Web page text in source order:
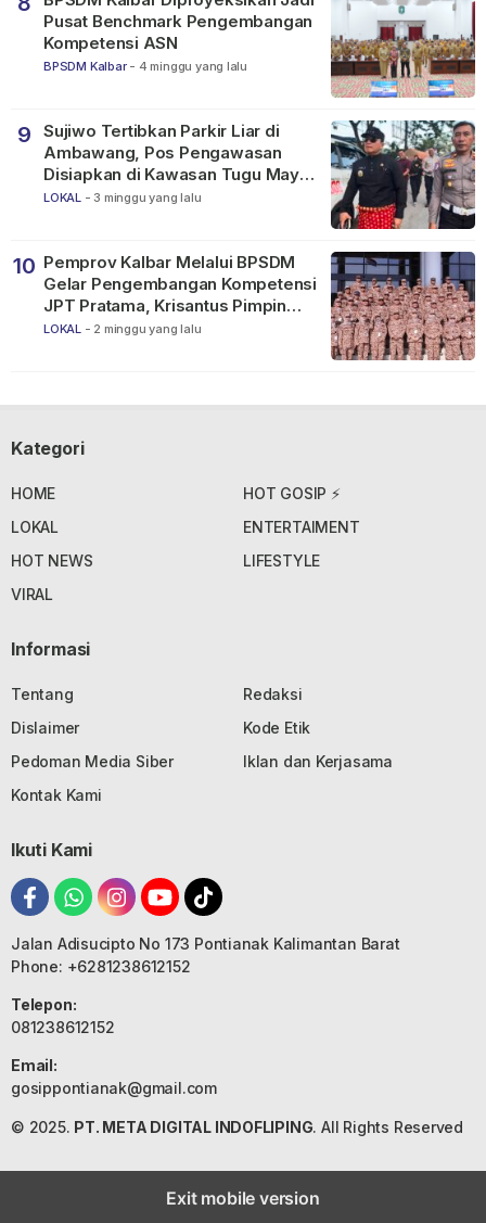
Pusat Benchmark Pengembangan
Kompetensi ASN
BPSDM Kalbar - 4 minggu yang lalu
9
Sujiwo Tertibkan Parkir Liar di
Ambawang, Pos Pengawasan
Disiapkan di Kawasan Tugu Mayor
Alianyang
LOKAL - 3 minggu yang lalu
10 Pemprov Kalbar Melalui BPSDM
Gelar Pengembangan Kompetensi
JPT Pratama, Krisantus Pimpin
Apel Peserta
LOKAL - 2 minggu yang lalu
Kategori
HOME
HOT GOSIP ⚡
LOKAL
ENTERTAIMENT
HOT NEWS
LIFESTYLE
VIRAL
Informasi
Tentang
Redaksi
Dislaimer
Kode Etik
Pedoman Media Siber
Iklan dan Kerjasama
Kontak Kami
Ikuti Kami
Jalan Adisucipto No 173 Pontianak Kalimantan Barat
Phone: +6281238612152
Telepon:
081238612152
Email:
gosippontianak@gmail.com
© 2025. PT. META DIGITAL INDOFLIPING. All Rights Reserved
Exit mobile version